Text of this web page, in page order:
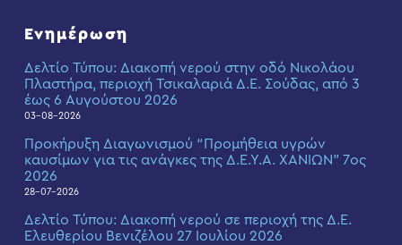
Ενημέρωση
Δελτίο Τύπου: Διακοπή νερού στην οδό Νικολάου
Πλαστήρα, περιοχή Τσικαλαριά Δ.Ε. Σούδας, από 3
έως 6 Αυγούστου 2026
03-08-2026
Προκήρυξη Διαγωνισμού “Προμήθεια υγρών
καυσίμων για τις ανάγκες της Δ.Ε.Υ.Α. ΧΑΝΙΩΝ” 7ος
2026
28-07-2026
Δελτίο Τύπου: Διακοπή νερού σε περιοχή της Δ.Ε.
Ελευθερίου Βενιζέλου 27 Ιουλίου 2026